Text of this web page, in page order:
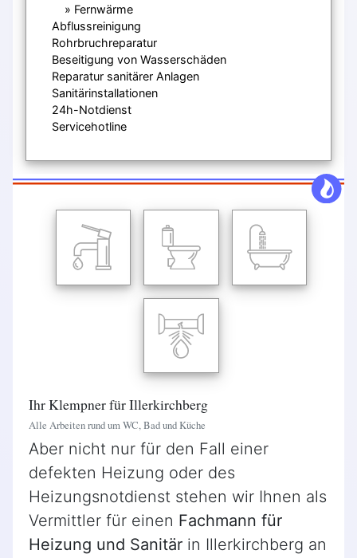
Fernwärme
Abflussreinigung
Rohrbruchreparatur
Beseitigung von Wasserschäden
Reparatur sanitärer Anlagen
Sanitärinstallationen
24h-Notdienst
Servicehotline
Ihr Klempner für Illerkirchberg
Alle Arbeiten rund um WC, Bad und Küche
Aber nicht nur für den Fall einer
defekten Heizung oder des
Heizungsnotdienst stehen wir Ihnen als
Vermittler für einen Fachmann für
Heizung und Sanitär in Illerkirchberg an